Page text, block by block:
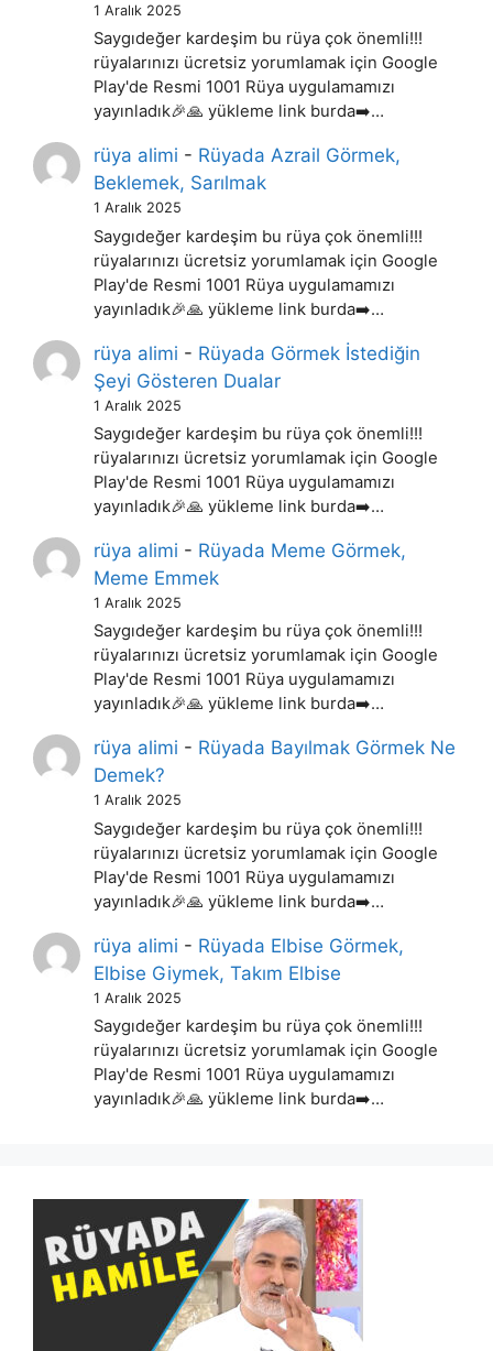
1 Aralık 2025
Saygıdeğer kardeşim bu rüya çok önemli!!!
rüyalarınızı ücretsiz yorumlamak için Google
Play'de Resmi 1001 Rüya uygulamamızı
yayınladık🎉🙏 yükleme link burda➡️…
rüya alimi - Rüyada Azrail Görmek,
Beklemek, Sarılmak
1 Aralık 2025
Saygıdeğer kardeşim bu rüya çok önemli!!!
rüyalarınızı ücretsiz yorumlamak için Google
Play'de Resmi 1001 Rüya uygulamamızı
yayınladık🎉🙏 yükleme link burda➡️…
rüya alimi - Rüyada Görmek İstediğin
Şeyi Gösteren Dualar
1 Aralık 2025
Saygıdeğer kardeşim bu rüya çok önemli!!!
rüyalarınızı ücretsiz yorumlamak için Google
Play'de Resmi 1001 Rüya uygulamamızı
yayınladık🎉🙏 yükleme link burda➡️…
rüya alimi - Rüyada Meme Görmek,
Meme Emmek
1 Aralık 2025
Saygıdeğer kardeşim bu rüya çok önemli!!!
rüyalarınızı ücretsiz yorumlamak için Google
Play'de Resmi 1001 Rüya uygulamamızı
yayınladık🎉🙏 yükleme link burda➡️…
rüya alimi - Rüyada Bayılmak Görmek Ne
Demek?
1 Aralık 2025
Saygıdeğer kardeşim bu rüya çok önemli!!!
rüyalarınızı ücretsiz yorumlamak için Google
Play'de Resmi 1001 Rüya uygulamamızı
yayınladık🎉🙏 yükleme link burda➡️…
rüya alimi - Rüyada Elbise Görmek,
Elbise Giymek, Takım Elbise
1 Aralık 2025
Saygıdeğer kardeşim bu rüya çok önemli!!!
rüyalarınızı ücretsiz yorumlamak için Google
Play'de Resmi 1001 Rüya uygulamamızı
yayınladık🎉🙏 yükleme link burda➡️…